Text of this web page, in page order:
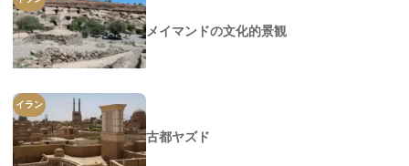
メイマンドの文化的景観
イラン
古都ヤズド